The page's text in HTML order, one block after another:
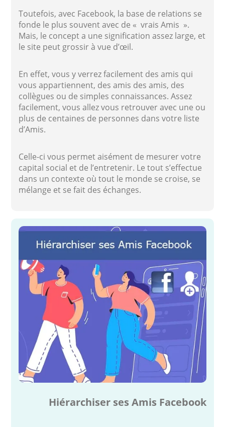
Toutefois, avec Facebook, la base de relations se
fonde le plus souvent avec de « vrais Amis ».
Mais, le concept a une signification assez large, et
le site peut grossir à vue d’œil.
En effet, vous y verrez facilement des amis qui
vous appartiennent, des amis des amis, des
collègues ou de simples connaissances. Assez
facilement, vous allez vous retrouver avec une ou
plus de centaines de personnes dans votre liste
d’Amis.
Celle-ci vous permet aisément de mesurer votre
capital social et de l’entretenir. Le tout s’effectue
dans un contexte où tout le monde se croise, se
mélange et se fait des échanges.
Hiérarchiser ses Amis Facebook